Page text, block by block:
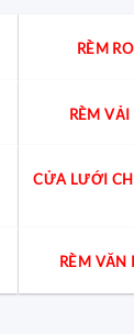
RÈM
RÈM
CỬA LƯỚI
RÈM VĂN